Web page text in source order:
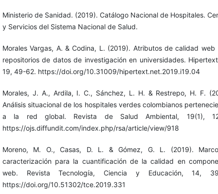
Ministerio de Sanidad. (2019). Catálogo Nacional de Hospitales.
y Servicios del Sistema Nacional de Salud.
Morales Vargas, A. & Codina, L. (2019). Atributos de calidad web
repositorios de datos de investigación en universidades.
19, 49-62. https://doi.org/10.31009/hipertext.net.2019.i19.04
Morales, J. A., Ardila, I. C., Sánchez, L. H. & Restrepo, H. F.
Análisis situacional de los hospitales verdes colombianos
a la red global. Revista de Salud Ambiental, 19(1),
https://ojs.diffundit.com/index.php/rsa/article/view/918
Moreno, M. O., Casas, D. L. & Gómez, G. L. (2019).
caracterización para la cuantificación de la calidad en
web. Revista Tecnología, Ciencia y Educación, 14,
https://doi.org/10.51302/tce.2019.331